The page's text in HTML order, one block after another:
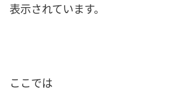
表示されています。
ここでは